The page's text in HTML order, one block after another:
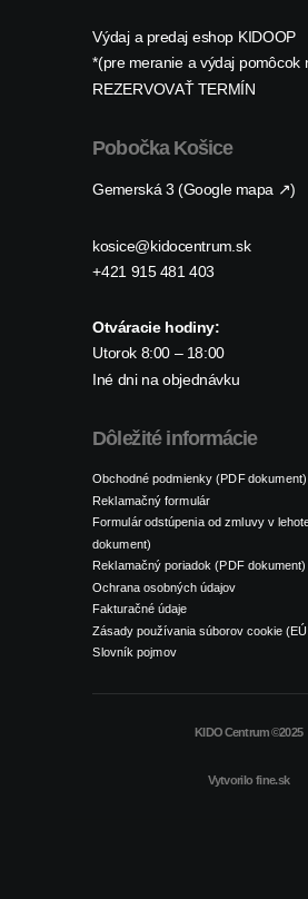
Výdaj a predaj eshop KIDOOP
*(pre meranie a výdaj pomôcok
REZERVOVAŤ TERMÍN
Pobočka Košice
Gemerská 3 (Google mapa ↗)
kosice@kidocentrum.sk
+421 915 481 403
Otváracie hodiny:
Utorok 8:00 – 18:00
Iné dni na objednávku
Dôležité informácie
Obchodné podmienky (PDF dokument)
Reklamačný formulár
Formulár odstúpenia od zmluvy v
dokument)
Reklamačný poriadok (PDF dokument)
Ochrana osobných údajov
Fakturačné údaje
Zásady používania súborov cookie
Slovník pojmov
KIDO Centrum ©2025
Vytvorilo fine.sk